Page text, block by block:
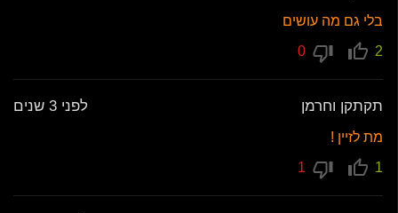
בלי גם מה עושים
2
תקתקן וחרמן לפני 3 שנים
מת לזיין !
1